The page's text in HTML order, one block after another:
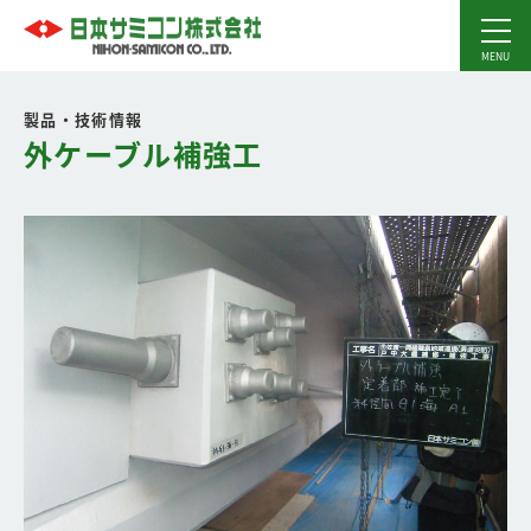
製品・技術情報
外ケーブル補強工